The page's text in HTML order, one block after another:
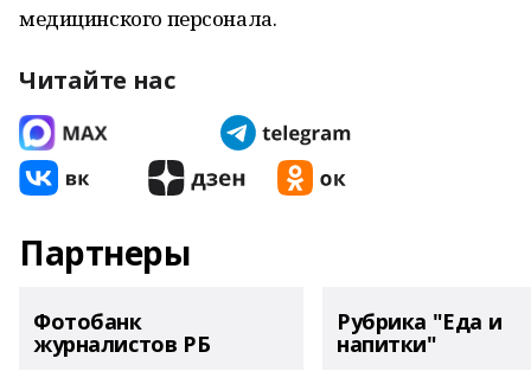
медицинского персонала.
Читайте нас
Партнеры
Фотобанк
журналистов РБ
Рубрика "Еда и
напитки"